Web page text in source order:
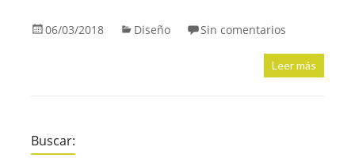
06/03/2018 Diseño Sin comentarios
Leer más
Buscar: